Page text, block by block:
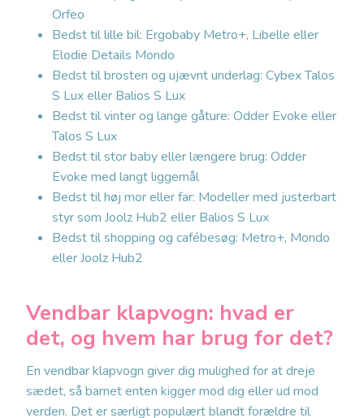
Orfeo
Bedst til lille bil: Ergobaby Metro+, Libelle eller
Elodie Details Mondo
Bedst til brosten og ujævnt underlag: Cybex Talos
S Lux eller Balios S Lux
Bedst til vinter og lange gåture: Odder Evoke eller
Talos S Lux
Bedst til stor baby eller længere brug: Odder
Evoke med langt liggemål
Bedst til høj mor eller far: Modeller med justerbart
styr som Joolz Hub2 eller Balios S Lux
Bedst til shopping og cafébesøg: Metro+, Mondo
eller Joolz Hub2
Vendbar klapvogn: hvad er
det, og hvem har brug for det?
En vendbar klapvogn giver dig mulighed for at dreje
sædet, så barnet enten kigger mod dig eller ud mod
verden. Det er særligt populært blandt forældre til